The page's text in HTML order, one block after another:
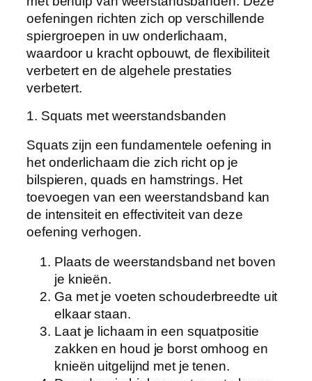
oefeningen richten zich op verschillende
spiergroepen in uw onderlichaam,
waardoor u kracht opbouwt, de flexibiliteit
verbetert en de algehele prestaties
verbetert.
1. Squats met weerstandsbanden
Squats zijn een fundamentele oefening in
het onderlichaam die zich richt op je
bilspieren, quads en hamstrings. Het
toevoegen van een weerstandsband kan
de intensiteit en effectiviteit van deze
oefening verhogen.
Plaats de weerstandsband net boven
je knieën.
Ga met je voeten schouderbreedte uit
elkaar staan.
Laat je lichaam in een squatpositie
zakken en houd je borst omhoog en
knieën uitgelijnd met je tenen.